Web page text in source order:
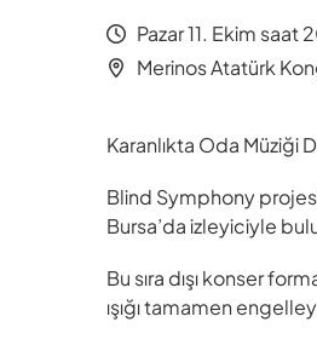
Pazar 11. Ekim
Merinos Atatürk
Karanlıkta Oda Müziği
Blind Symphony
Bursa’da izleyiciyle
Bu sıra dışı konser
ışığı tamamen